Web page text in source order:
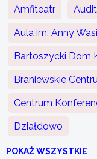
Amfiteatr
Aula im. Anny
Bartoszycki Dom
Braniewskie
Centrum
Działdowo
POKAŻ WSZYSTKIE